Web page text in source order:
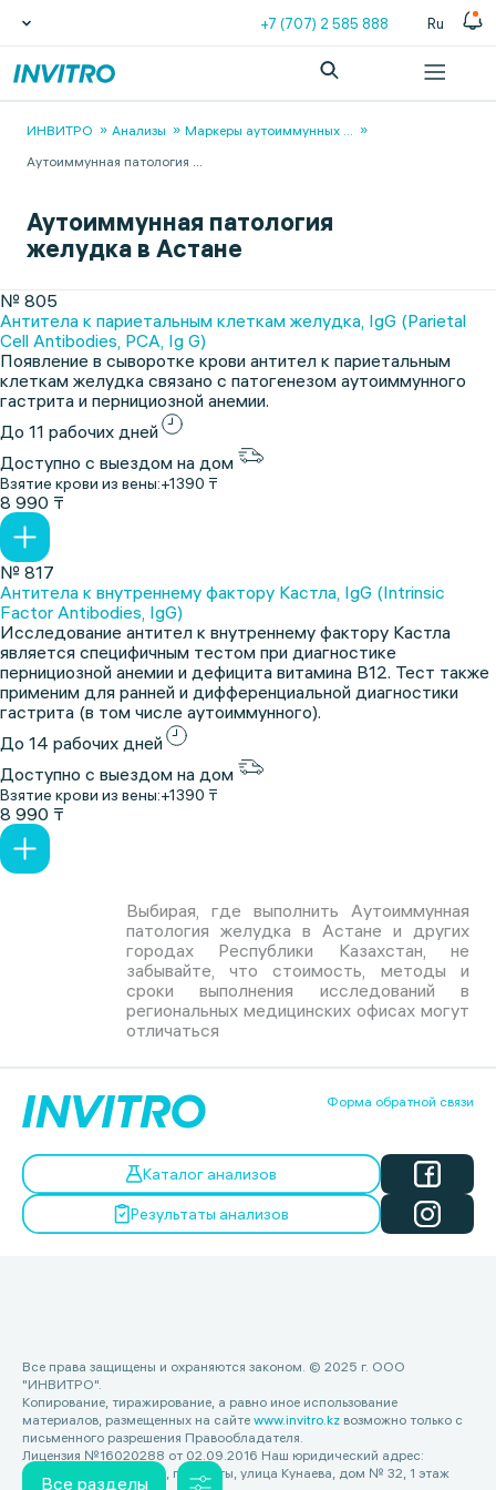
+7 (707) 2 585 888 Ru
ИНВИТРО Анализы Маркеры аутоиммунных ...
Аутоиммунная патология ...
Аутоиммунная патология
желудка в Астане
Все разделы
№ 805
Антитела к париетальным клеткам желудка, IgG (Parietal
Cell Antibodies, PCA, Ig G)
Появление в сыворотке крови антител к париетальным
клеткам желудка связано с патогенезом аутоиммунного
гастрита и пернициозной анемии.
До 11 рабочих дней
Доступно с выездом на дом
Взятие крови из вены:+1390 ₸
8 990 ₸
№ 817
Антитела к внутреннему фактору Кастла, IgG (Intrinsic
Factor Antibodies, IgG)
Исследование антител к внутреннему фактору Кастла
является специфичным тестом при диагностике
пернициозной анемии и дефицита витамина В12. Тест также
применим для ранней и дифференциальной диагностики
гастрита (в том числе аутоиммунного).
До 14 рабочих дней
Доступно с выездом на дом
Взятие крови из вены:+1390 ₸
8 990 ₸
Выбирая, где выполнить Аутоиммунная
патология желудка в Астане и других
городах Республики Казахстан, не
забывайте, что стоимость, методы и
сроки выполнения исследований в
региональных медицинских офисах могут
отличаться
Форма обратной связи
Каталог анализов
Результаты анализов
Все права защищены и охраняются законом. © 2025 г. ООО
"ИНВИТРО".
Копирование, тиражирование, а равно иное использование
материалов, размещенных на сайте www.invitro.kz возможно только с
письменного разрешения Правообладателя.
Лицензия №16020288 от 02.09.2016 Наш юридический адрес:
Республика Казахстан, г. Алматы, улица Кунаева, дом № 32, 1 этаж